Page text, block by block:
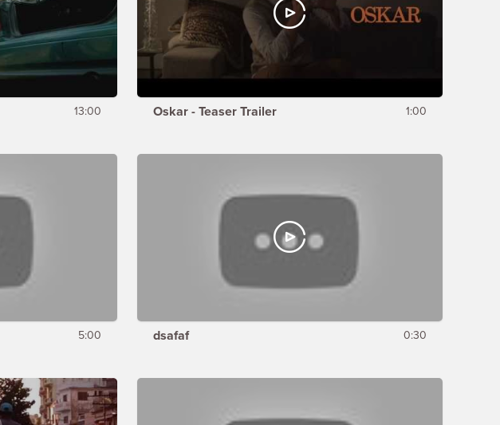
13:00 Oskar - Teaser Trailer 1:00
5:00 dsafaf 0:30